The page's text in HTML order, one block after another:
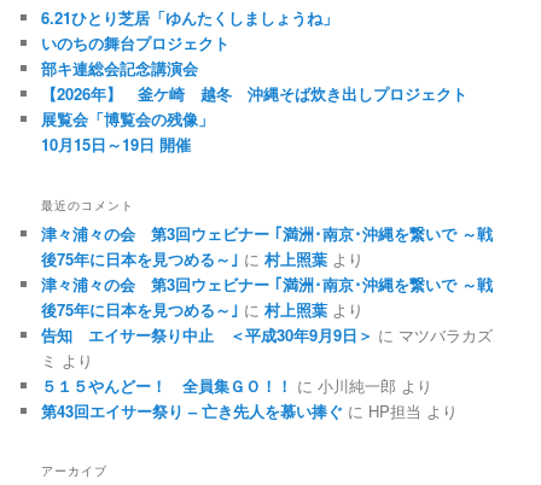
6.21ひとり芝居「ゆんたくしましょうね」
いのちの舞台プロジェクト
部キ連総会記念講演会
【2026年】 釜ケ崎 越冬 沖縄そば炊き出しプロジェクト
展覧会「博覧会の残像」
10月15日～19日 開催
最近のコメント
津々浦々の会 第3回ウェビナー ｢満洲･南京･沖縄を繋いで ～戦
後75年に日本を見つめる～｣ に村上照葉 より
津々浦々の会 第3回ウェビナー ｢満洲･南京･沖縄を繋いで ～戦
後75年に日本を見つめる～｣ に村上照葉 より
告知 エイサー祭り中止 ＜平成30年9月9日＞ に マツバラカズ
ミ より
５１５やんどー！ 全員集ＧＯ！！ に 小川純一郎 より
第43回エイサー祭り – 亡き先人を慕い捧ぐ に HP担当 より
アーカイブ